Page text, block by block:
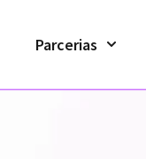
Parcerias